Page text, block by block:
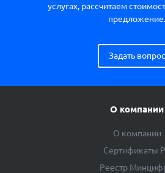
услугах, рассчитаем
предложение.
Задать вопрос
О компании
О компании
Сертификаты
Реестр